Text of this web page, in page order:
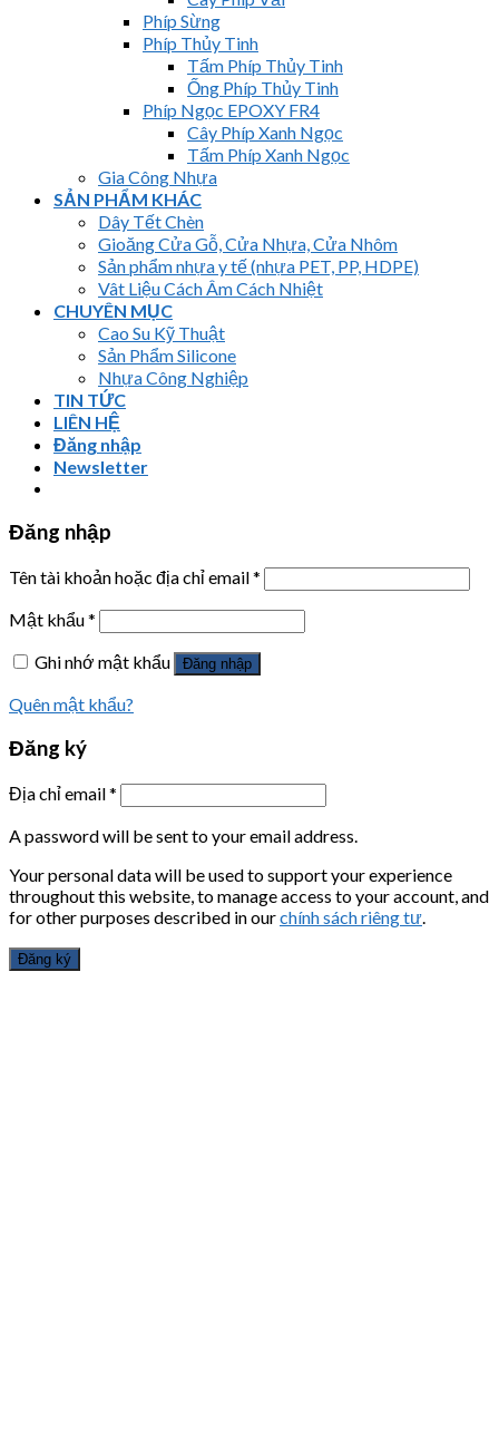
Phíp Sừng
Phíp Thủy Tinh
Tấm Phíp Thủy Tinh
Ống Phíp Thủy Tinh
Phíp Ngọc EPOXY FR4
Cây Phíp Xanh Ngọc
Tấm Phíp Xanh Ngọc
Gia Công Nhựa
SẢN PHẨM KHÁC
Dây Tết Chèn
Gioăng Cửa Gỗ, Cửa Nhựa, Cửa Nhôm
Sản phẩm nhựa y tế (nhựa PET, PP, HDPE)
Vât Liệu Cách Âm Cách Nhiệt
CHUYÊN MỤC
Cao Su Kỹ Thuật
Sản Phẩm Silicone
Nhựa Công Nghiệp
TIN TỨC
LIÊN HỆ
Đăng nhập
Newsletter
Đăng nhập
Tên tài khoản hoặc địa chỉ email*
Mật khẩu*
Ghi nhớ mật khẩu
Đăng nhập
Quên mật khẩu?
Đăng ký
Địa chỉ email*
A password will be sent to your email address.
Your personal data will be used to support your experience
throughout this website, to manage access to your account, and
for other purposes described in ourchính sách riêng tư.
Đăng ký